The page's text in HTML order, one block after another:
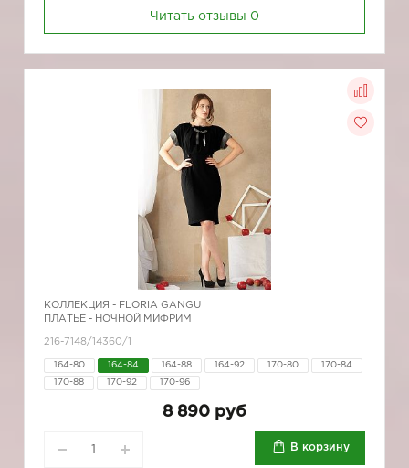
Читать отзывы 0
КОЛЛЕКЦИЯ - FLORIA GANGU
ПЛАТЬЕ - НОЧНОЙ МИФРИМ
216-7148/14360/1
164-80 164-84 164-88 164-92 170-80 170-84
170-88 170-92 170-96
8 890 руб
В корзину